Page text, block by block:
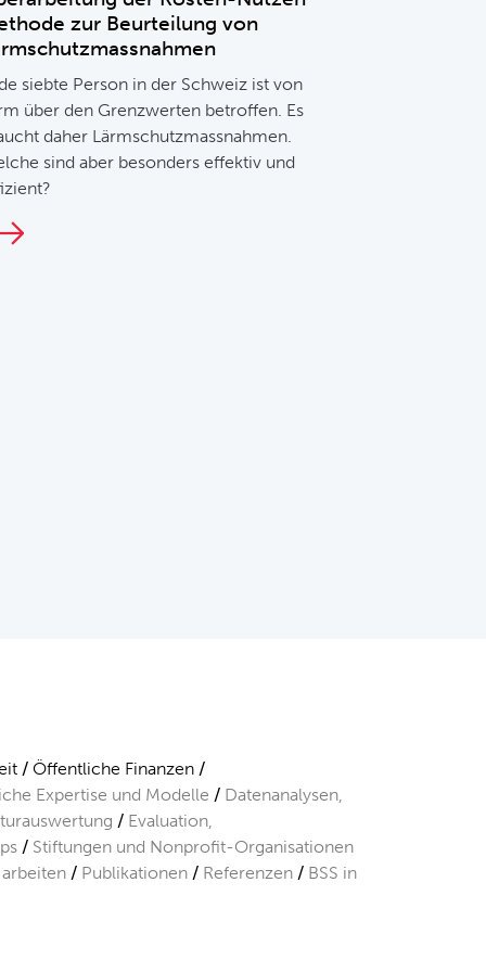
zur Beurteilung von
siebte Person in der Schweiz ist von
über den Grenzwerten betroffen. Es
daher Lärmschutzmassnahmen.
sind aber besonders effektiv und
Öffentliche Finanzen
Expertise und Modelle
Datenanalysen,
Evaluation,
Stiftungen und Nonprofit-Organisationen
Publikationen Referenzen
BSS in